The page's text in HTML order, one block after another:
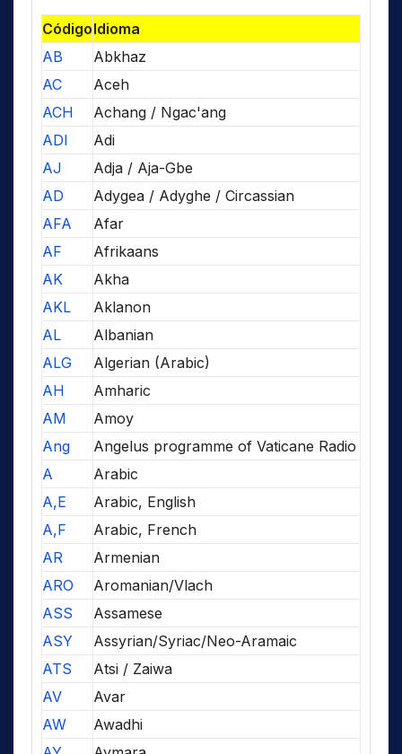
CódigoIdioma
AB
Abkhaz
AC
Aceh
ACH
Achang / Ngac'ang
ADI
Adi
AJ
Adja / Aja-Gbe
AD
Adygea / Adyghe / Circassian
AFA
Afar
AF
Afrikaans
AK
Akha
AKL
Aklanon
AL
Albanian
ALG
Algerian (Arabic)
AH
Amharic
AM
Amoy
Ang
Angelus programme of Vaticane Radio
A
Arabic
A,E
Arabic, English
A,F
Arabic, French
AR
Armenian
ARO
Aromanian/Vlach
ASS
Assamese
ASY
Assyrian/Syriac/Neo-Aramaic
ATS
Atsi / Zaiwa
AV
Avar
AW
Awadhi